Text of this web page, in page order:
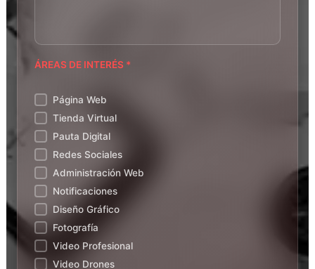
ÁREAS DE INTERÉS *
Página Web
Tienda Virtual
Pauta Digital
Redes Sociales
Administración Web
Notificaciones
Diseño Gráfico
Fotografía
Video Profesional
Video Drones